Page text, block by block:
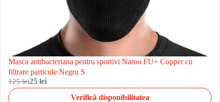
Masca antibacteriana pentru sportivi Naroo FU+ Copper cu
filtrare particule Negru S
125 lei25 lei
Verifică disponibilitatea